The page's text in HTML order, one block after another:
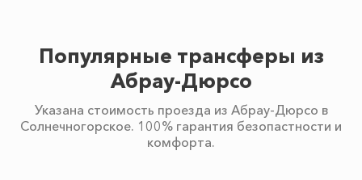
Популярные трансферы из
Абрау-Дюрсо
Указана стоимость проезда из Абрау-Дюрсо в
Солнечногорское. 100% гарантия безопастности и
комфорта.